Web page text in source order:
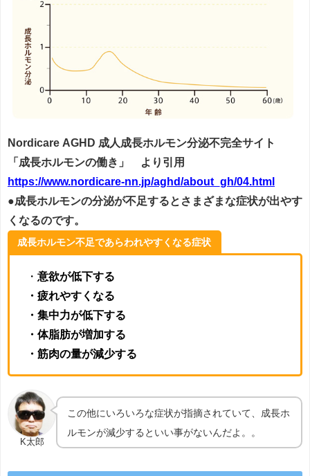
Nordicare AGHD 成人成長ホルモン分泌不完全サイト
「成長ホルモンの働き」 より引用
https://www.nordicare-nn.jp/aghd/about_gh/04.html
●成長ホルモンの分泌が不足するとさまざまな症状が出やす
くなるのです。
成長ホルモン不足であらわれやすくなる症状
・ 意欲が低下する
・疲れやすくなる
・集中力が低下する
・体脂肪が増加する
・筋肉の量が減少する
K太郎
この他にいろいろな症状が指摘されていて、成長ホ
ルモンが減少するといい事がないんだよ。。